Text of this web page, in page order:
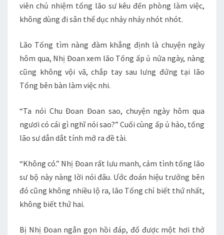
viên chủ nhiệm tống lão sư kêu đến phòng làm việc,
không dùng đi sân thể dục nhảy nhảy nhót nhót.
Lão Tống tìm nàng đàm khẳng định là chuyện ngày
hôm qua, Nhị Đoan xem lão Tống ấp ủ nửa ngày, nàng
cũng không vội vã, chắp tay sau lưng đứng tại lão
Tống bên bàn làm việc nhi.
“Ta nói Chu Đoan Đoan sao, chuyện ngày hôm qua
ngươi có cái gì nghĩ nói sao?” Cuối cùng ấp ủ hảo, tống
lão sư dẫn dắt tính mở ra đề tài.
“Không có.” Nhị Đoan rất lưu manh, cảm tình tống lão
sư bộ này nàng lời nói đâu. Ước đoán hiệu trưởng bên
đó cũng không nhiều lộ ra, lão Tống chỉ biết thứ nhất,
không biết thứ hai.
Bị Nhị Đoan ngắn gọn hồi đáp, đổ được một hơi thở